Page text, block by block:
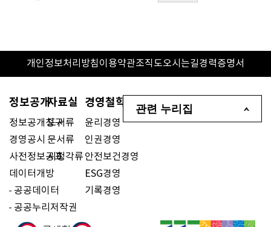
개인정보처리방침이용약관조직도오시는길경력증명서
정보공개
정보공개청구
경영공시
사전정보공표
데이터개방
공공데이터
공공누리저작권
자료실
도서류
문서류
시청각류
경영철학
윤리경영
인권경영
안전보건경영
ESG경영
기록경영
관련 누리집